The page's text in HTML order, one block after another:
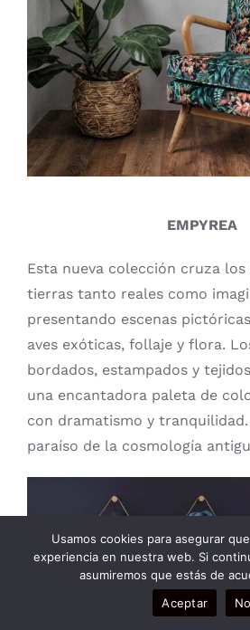
EMPYREA
Esta nueva colección cruza
tierras tanto reales como
presentando escenas
aves exóticas, follaje y flora.
bordados, estampados y
una encantadora paleta de
con dramatismo y tranquilidad.
paraíso de la cosmología
Usamos cookies para asegurar
experiencia en nuestra web. Si
asumiremos que estás de
Aceptar
No